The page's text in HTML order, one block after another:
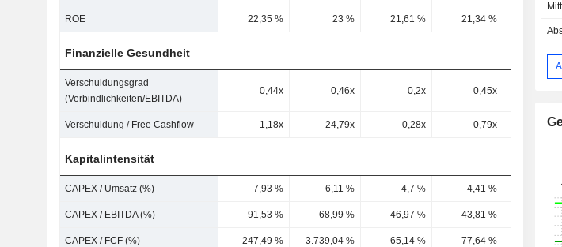
ROE 22,35 % 23 % 21,61 % 21,34 %
Finanzielle Gesundheit
Verschuldungsgrad
(Verbindlichkeiten/EBITDA)
0,44x 0,46x 0,2x 0,45x
Verschuldung / Free Cashflow -1,18x -24,79x 0,28x 0,79x -
Kapitalintensität
CAPEX / Umsatz (%) 7,93 % 6,11 % 4,7 % 4,41 % 5,31
CAPEX / EBITDA (%) 91,53 % 68,99 % 46,97 % 43,81 % 54,52
CAPEX / FCF (%) -247,49 % -3.739,04 % 65,14 % 77,64 % -3.048,36